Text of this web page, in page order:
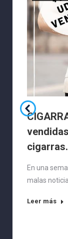
cigarras.
En una
malas
Leer más